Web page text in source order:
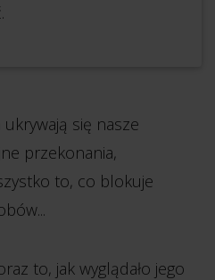
się nasze
przekonania,
to, co blokuje
to, jak wyglądało jego